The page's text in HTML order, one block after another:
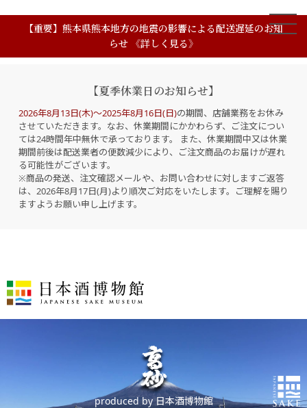
【重要】熊本県熊本地方の地震の影響による配送遅延のお知
らせ 《詳しく見る》
【夏季休業日のお知らせ】
2026年8月13日(木)～2025年8月16日(日)の期間、店舗業務をお休み
させていただきます。なお、休業期間にかかわらず、ご注文につい
ては24時間年中無休で承っております。 また、休業期間中又は休業
期間前後は配送業者の便数減少により、ご注文商品のお届けが遅れ
る可能性がございます。
※商品の発送、注文確認メールや、お問い合わせに対しますご返答
は、2026年8月17日(月)より順次ご対応をいたします。ご理解を賜り
ますようお願い申し上げます。
produced by 日本酒博物館